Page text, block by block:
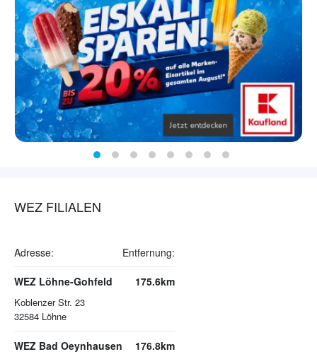
WEZ FILIALEN
Adresse: Entfernung:
WEZ Löhne-Gohfeld
Koblenzer Str. 23
32584 Löhne
175.6km
WEZ Bad Oeynhausen 176.8km